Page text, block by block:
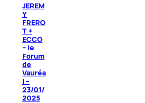
JEREM
Y
FRERO
T +
ECCO
– le
Forum
de
Vauréa
l –
23/01/
2025